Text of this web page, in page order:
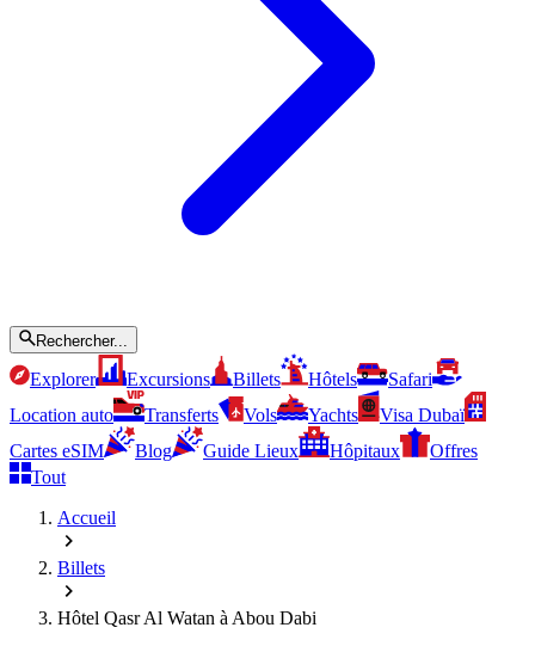
Rechercher...
Explorer Excursions Billets Hôtels
Safari
Location auto
Transferts Vols Yachts
Visa Dubaï
Cartes eSIM
Blog Guide Lieux Hôpitaux
Offres
Tout
Accueil
Billets
Hôtel Qasr Al Watan à Abou Dabi